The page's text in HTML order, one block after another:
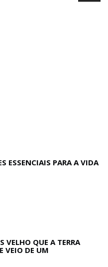
ESSENCIAIS PARA A VIDA
VELHO QUE A TERRA
VEIO DE UM